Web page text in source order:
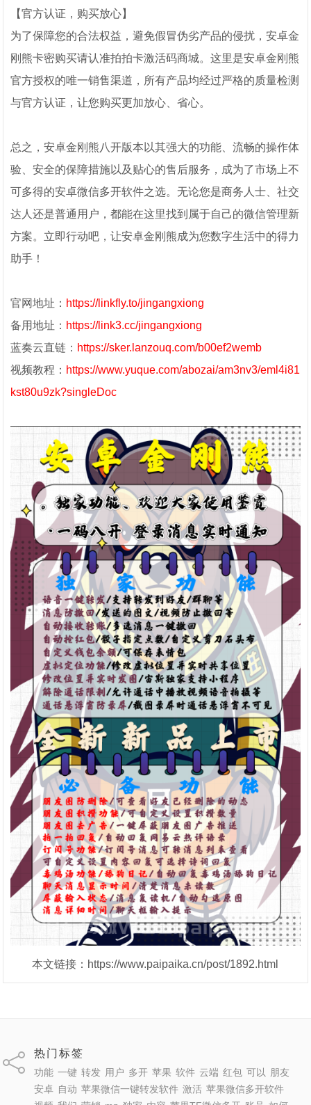
【官方认证，购买放心】
为了保障您的合法权益，避免假冒伪劣产品的侵扰，安卓金
刚熊卡密购买请认准拍拍卡激活码商城。这里是安卓金刚熊
官方授权的唯一销售渠道，所有产品均经过严格的质量检测
与官方认证，让您购买更加放心、省心。
总之，安卓金刚熊八开版本以其强大的功能、流畅的操作体
验、安全的保障措施以及贴心的售后服务，成为了市场上不
可多得的安卓微信多开软件之选。无论您是商务人士、社交
达人还是普通用户，都能在这里找到属于自己的微信管理新
方案。立即行动吧，让安卓金刚熊成为您数字生活中的得力
助手！
官网地址： https://linkfly.to/jingangxiong
备用地址： https://link3.cc/jingangxiong
蓝奏云直链： https://sker.lanzouq.com/b00ef2wemb
视频教程： https://www.yuque.com/abozai/am3nv3/eml4i81
kst80u9zk?singleDoc
本文链接：https://www.paipaika.cn/post/1892.html
热门标签
功能 一键 转发 用户 多开 苹果 软件 云端 红包 可以
朋友
安卓 自动 苹果微信一键转发软件 激活 苹果微信多开软件